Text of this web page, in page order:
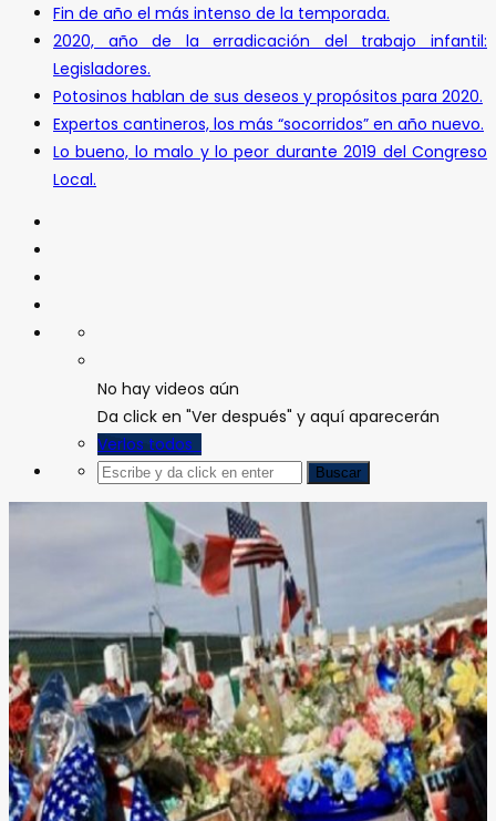
Fin de año el más intenso de la temporada.
2020, año de la erradicación del trabajo infantil:
Legisladores.
Potosinos hablan de sus deseos y propósitos para 2020.
Expertos cantineros, los más “socorridos” en año nuevo.
Lo bueno, lo malo y lo peor durante 2019 del Congreso
Local.
No hay videos aún
Da click en "Ver después" y aquí aparecerán
Verlos todos